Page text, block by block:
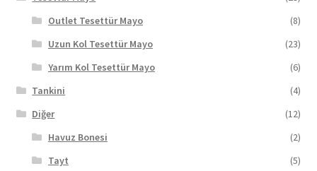
Outlet Tesettür Mayo
(8)
Uzun Kol Tesettür Mayo
(23)
Yarım Kol Tesettür Mayo
(6)
Tankini
(4)
Diğer
(12)
Havuz Bonesi
(2)
Tayt
(5)